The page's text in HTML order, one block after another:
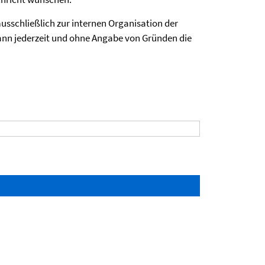
zur internen Organisation der
jederzeit und ohne Angabe von Gründen die